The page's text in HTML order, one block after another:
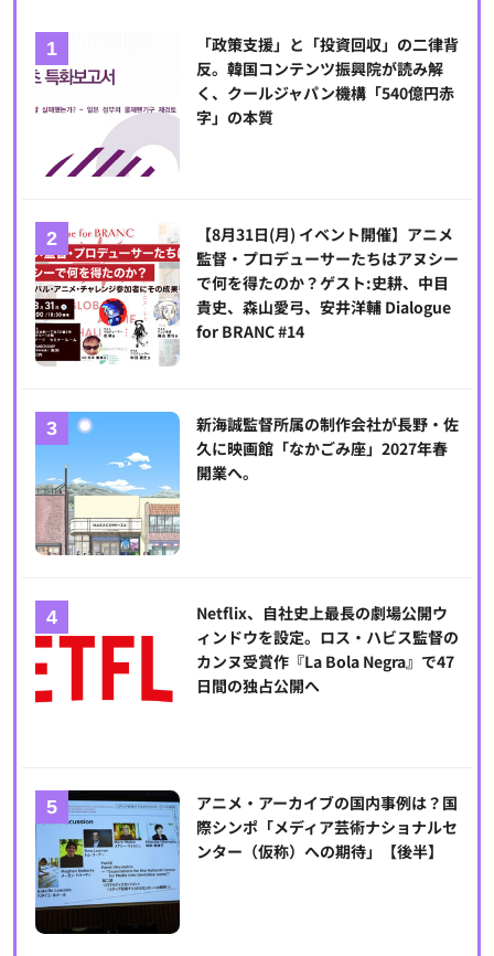
「政策支援」と「投資回収」の二律背
反。韓国コンテンツ振興院が読み解
く、クールジャパン機構「540億円赤
字」の本質
【8月31日(月) イベント開催】アニメ
監督・プロデューサーたちはアヌシー
で何を得たのか？ゲスト:史耕、中目
貴史、森山愛弓、安井洋輔 Dialogue
for BRANC #14
新海誠監督所属の制作会社が長野・佐
久に映画館「なかごみ座」2027年春
開業へ。
Netflix、自社史上最長の劇場公開ウ
ィンドウを設定。ロス・ハビス監督の
カンヌ受賞作『La Bola Negra』で47
日間の独占公開へ
アニメ・アーカイブの国内事例は？国
際シンポ「メディア芸術ナショナルセ
ンター（仮称）への期待」【後半】